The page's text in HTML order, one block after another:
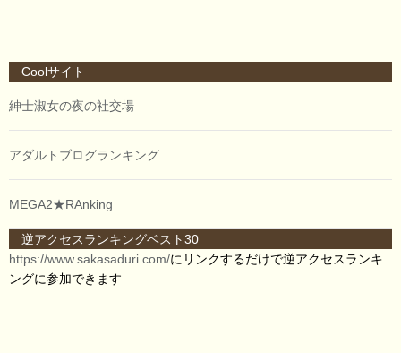
Coolサイト
紳士淑女の夜の社交場
アダルトブログランキング
MEGA2★RAnking
逆アクセスランキングベスト30
https://www.sakasaduri.com/にリンクするだけで逆アクセスランキ
ングに参加できます